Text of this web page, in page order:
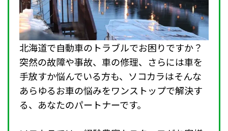
北海道で自動車のトラブルでお困りですか？
突然の故障や事故、車の修理、さらには車を
手放すか悩んでいる方も、ソコカラはそんな
あらゆるお車の悩みをワンストップで解決す
る、あなたのパートナーです。